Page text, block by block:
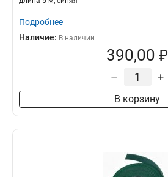
Подробнее
Наличие: В наличии
390,00 ₽
– +
В корзину